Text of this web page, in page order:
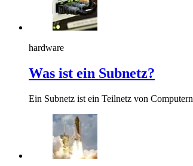
hardware
Was ist ein Subnetz?
Ein Subnetz ist ein Teilnetz von